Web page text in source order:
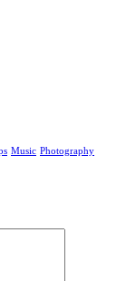
Music Photography